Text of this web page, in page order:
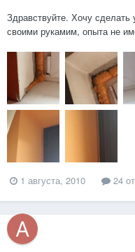
Здравствуйте. Хочу сделать
своими рукамим, опыта не
Имеется окно ПВХ, которое
всё запущено ). Откосов не
1 августа, 2010 24